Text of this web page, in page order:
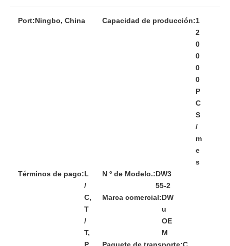
Port:Ningbo, China Capacidad de producción:1
2
0
0
0
0
P
C
S
/
m
e
s
Términos de pago:L
/
C,
T
/
T,
N º de Modelo.:DW3
55-2
Marca comercial:DW
u
OE
M